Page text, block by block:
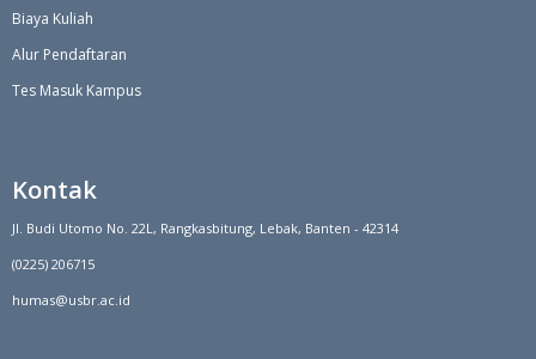
Biaya Kuliah
Alur Pendaftaran
Tes Masuk Kampus
Kontak
Jl. Budi Utomo No. 22L, Rangkasbitung, Lebak, Banten - 42314
(0225) 206715
humas@usbr.ac.id